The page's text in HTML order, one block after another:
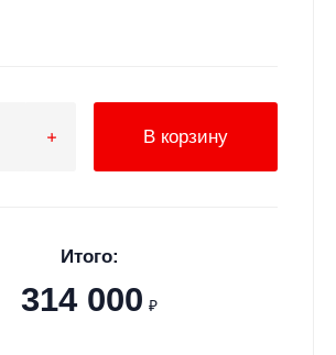
В корзину
Итого:
314 000 ₽